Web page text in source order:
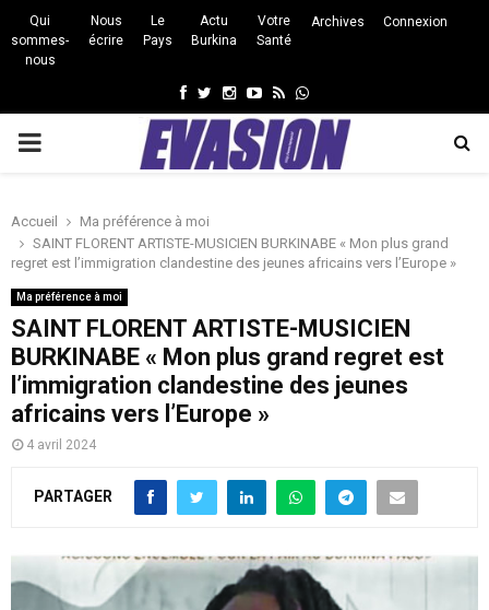
Qui
sommes-
nous
Nous
écrire
Le
Pays
Actu
Burkina
Votre
Santé
Archives Connexion
Facebook
Twitter
Instagram
Youtube
RssWhatsapp
PRIMARY
Accueil
Ma préférence à moi
SAINT FLORENT ARTISTE-MUSICIEN BURKINABE « Mon plus grand
regret est l’immigration clandestine des jeunes africains vers l’Europe »
Ma préférence à moi
SAINT FLORENT ARTISTE-MUSICIEN
BURKINABE « Mon plus grand regret est
l’immigration clandestine des jeunes
africains vers l’Europe »
4 avril 2024
PARTAGER